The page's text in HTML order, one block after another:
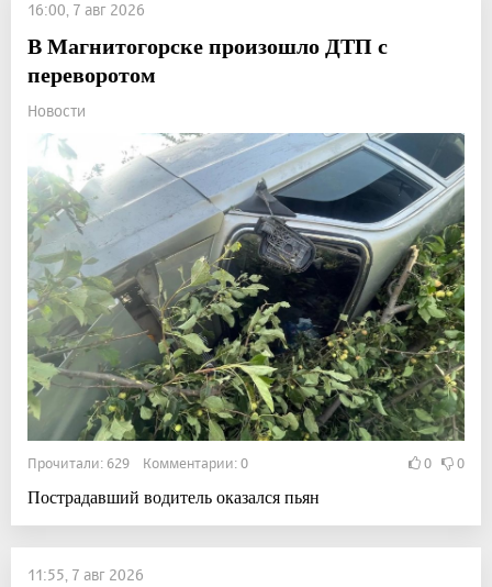
16:00, 7 авг 2026
В Магнитогорске произошло ДТП с
переворотом
Новости
Прочитали: 629 Комментарии: 0 0 0
Пострадавший водитель оказался пьян
11:55, 7 авг 2026